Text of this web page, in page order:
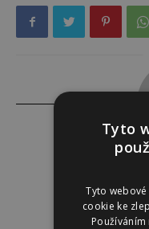
http://
Tyto
Tyto
cookie ke